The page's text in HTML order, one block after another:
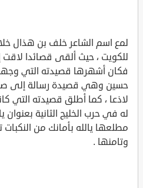
لمع اسم الشاعر خلف بن هذال
للكويت ، حيث ألقى قصائدا لاقت
فكان أشهرها قصيدته التي
حسين وهي قصيدة رسالة إلى
لاذعا ، كما أطلق قصيدته التي
له في حرب الخليج الثانية
مطلعها يالله بأمانك من النكبات
وتامنها .